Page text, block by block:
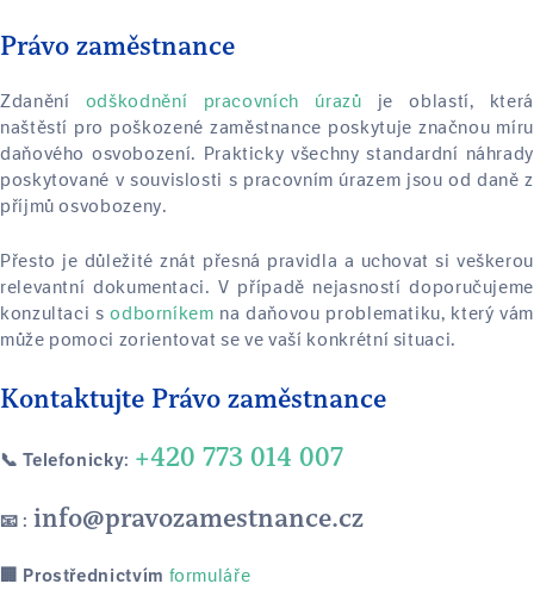
Právo zaměstnance
Zdanění odškodnění pracovních úrazů je oblastí, která
naštěstí pro poškozené zaměstnance poskytuje značnou míru
daňového osvobození. Prakticky všechny standardní náhrady
poskytované v souvislosti s pracovním úrazem jsou od daně z
příjmů osvobozeny.
Přesto je důležité znát přesná pravidla a uchovat si veškerou
relevantní dokumentaci. V případě nejasností doporučujeme
konzultaci sodborníkem na daňovou problematiku, který vám
může pomoci zorientovat se ve vaší konkrétní situaci.
Kontaktujte Právo zaměstnance
📞 Telefonicky: +420 773 014 007
📧 : info@pravozamestnance.cz
🏢 Prostřednictvím formuláře